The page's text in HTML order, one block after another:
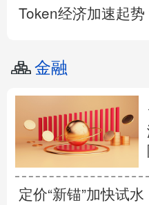
Token经济加速起
金融
定价“新锚”加快试